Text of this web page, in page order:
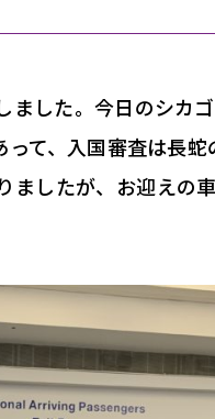
ました。今日のシカ
て、入国審査は長
したが、お迎えの